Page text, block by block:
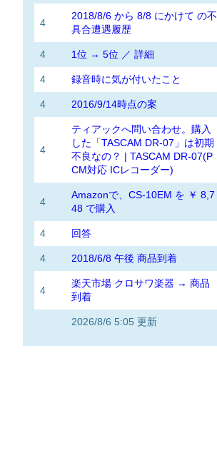
4
2018/8/6 から 8/8 にかけて の不
具合遭遇履歴
4 1位 → 5位 ／ 詳細
4 録音時に気が付いたこと
4 2016/9/14時点の案
4
ティアックへ問い合わせ。購入
した「TASCAM DR-07」は初期
不良なの？ | TASCAM DR-07(P
CM対応 ICレコーダー)
4
Amazonで、CS-10EM を ￥ 8,7
48 で購入
4 回答
4 2018/6/8 午後 商品到着
4
楽天市場 クロサワ楽器 → 商品
到着
2026/8/6 5:05 更新